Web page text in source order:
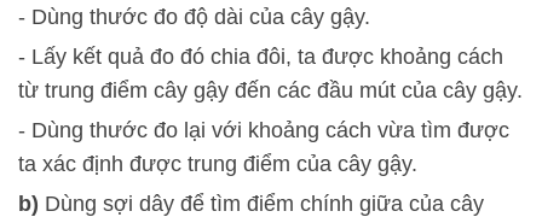
- Dùng thước đo độ dài của cây gậy.
- Lấy kết quả đo đó chia đôi, ta được khoảng cách
từ trung điểm cây gậy đến các đầu mút của cây gậy.
- Dùng thước đo lại với khoảng cách vừa tìm được
ta xác định được trung điểm của cây gậy.
b) Dùng sợi dây để tìm điểm chính giữa của cây